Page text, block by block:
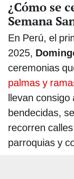
¿Cómo se
Semana
En Perú, el
2025,
ceremonias
palmas y
llevan consigo
bendecidas,
recorren
parroquias y